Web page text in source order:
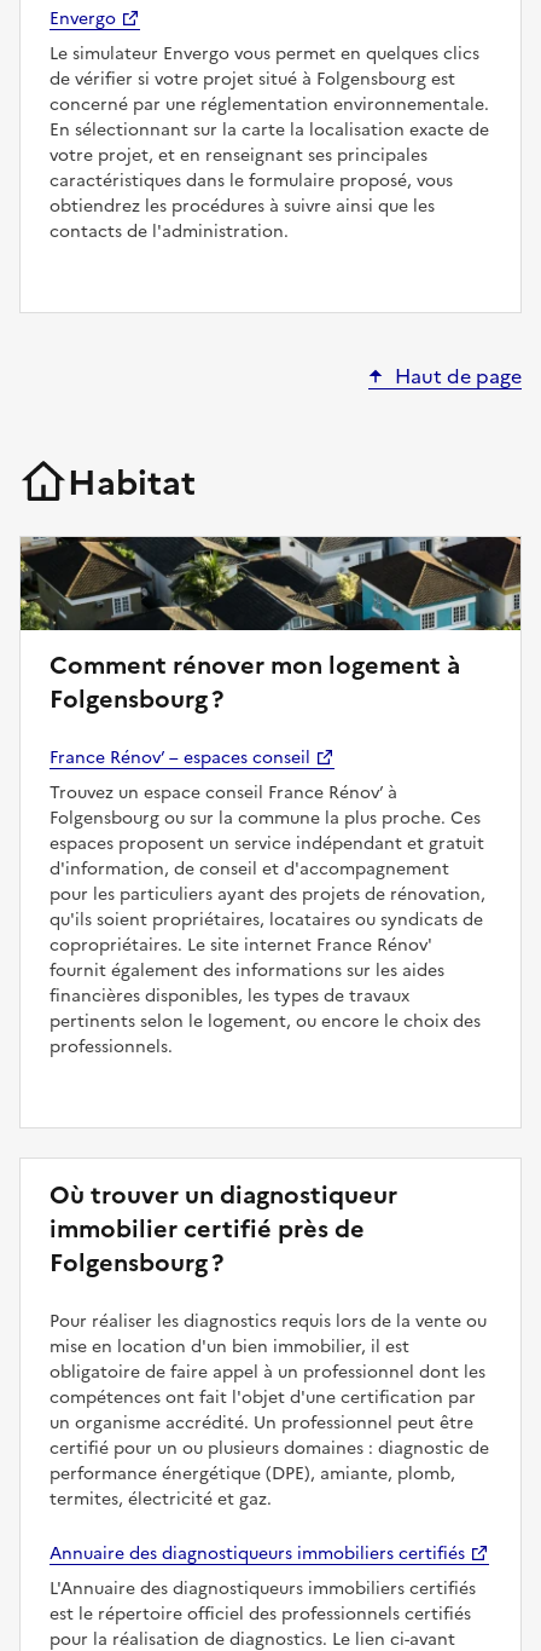
Envergo
Le simulateur Envergo vous permet en quelques clics
de vérifier si votre projet situé à Folgensbourg est
concerné par une réglementation environnementale.
En sélectionnant sur la carte la localisation exacte de
votre projet, et en renseignant ses principales
caractéristiques dans le formulaire proposé, vous
obtiendrez les procédures à suivre ainsi que les
contacts de l'administration.
Haut de page
Habitat
Comment rénover mon logement à
Folgensbourg ?
France Rénov’ – espaces conseil
Trouvez un espace conseil France Rénov’ à
Folgensbourg ou sur la commune la plus proche. Ces
espaces proposent un service indépendant et gratuit
d'information, de conseil et d'accompagnement
pour les particuliers ayant des projets de rénovation,
qu'ils soient propriétaires, locataires ou syndicats de
copropriétaires. Le site internet France Rénov'
fournit également des informations sur les aides
financières disponibles, les types de travaux
pertinents selon le logement, ou encore le choix des
professionnels.
Où trouver un diagnostiqueur
immobilier certifié près de
Folgensbourg ?
Pour réaliser les diagnostics requis lors de la vente ou
mise en location d'un bien immobilier, il est
obligatoire de faire appel à un professionnel dont les
compétences ont fait l'objet d'une certification par
un organisme accrédité. Un professionnel peut être
certifié pour un ou plusieurs domaines : diagnostic de
performance énergétique (DPE), amiante, plomb,
termites, électricité et gaz.
Annuaire des diagnostiqueurs immobiliers certifiés
L'Annuaire des diagnostiqueurs immobiliers certifiés
est le répertoire officiel des professionnels certifiés
pour la réalisation de diagnostics. Le lien ci-avant